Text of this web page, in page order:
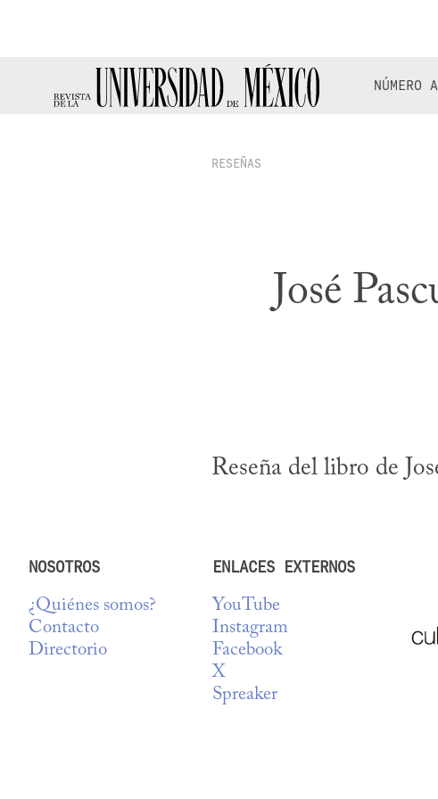
NÚMERO
RESEÑAS
José
Reseña del libro de
NOSOTROS
¿Quiénes somos?
Contacto
Directorio
ENLACES EXTERNOS
YouTube
Instagram
Facebook
X
Spreaker